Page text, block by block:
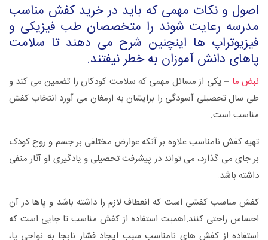
اصول و نکات مهمی که باید در خرید کفش مناسب
مدرسه رعایت شوند را متخصصان طب فیزیکی و
فیزیوتراپ ها اینچنین شرح می دهند تا سلامت
پاهای دانش آموزان به خطر نیفتند.
نبض ما – یکی از مسائل مهمی که سلامت کودکان را تضمین می کند و
طی سال تحصیلی آسودگی را برایشان به ارمغان می آورد انتخاب کفش
مناسب است.
تهیه کفش نامناسب علاوه بر آنکه عوارض مختلفی بر جسم و روح کودک
بر جای می گذارد، می تواند در پیشرفت تحصیلی و یادگیری او آثار منفی
داشته باشد.
کفش مناسب کفشی است که انعطاف لازم را داشته باشد و پاها در آن
احساس راحتی کنند.اهمیت استفاده از کفش مناسب تا جایی است که
استفاده از کفش های نامناسب سبب ایجاد فشار نابجا به نواحی پا،